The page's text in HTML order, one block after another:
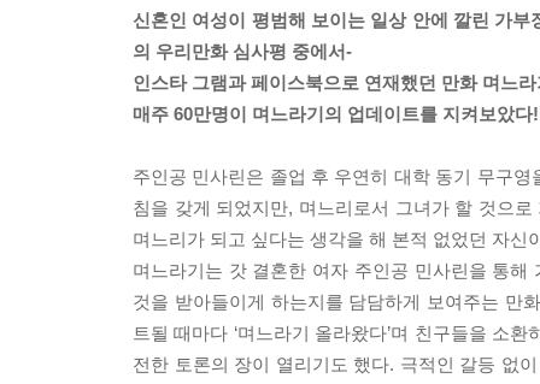
신혼인 여성이 평범해 보이는 일상 안에 깔린 가
의 우리만화 심사평 중에서-
인스타 그램과 페이스북으로 연재했던 만화 며느
매주 60만명이 며느라기의 업데이트를 지켜보았다!
주인공 민사린은 졸업 후 우연히 대학 동기 무구
침을 갖게 되었지만, 며느리로서 그녀가 할 것으
며느리가 되고 싶다는 생각을 해 본적 없었던 자
며느라기는 갓 결혼한 여자 주인공 민사린을 통
것을 받아들이게 하는지를 담담하게 보여주는 만
트될 때마다 ‘며느라기 올라왔다’며 친구들을 소
전한 토론의 장이 열리기도 했다. 극적인 갈등 없